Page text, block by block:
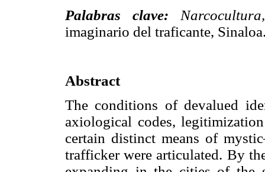
Palabras clave:
imaginario del traficante,
Abstract
The conditions of devalued
axiological codes,
certain distinct means of
trafficker were articulated. By